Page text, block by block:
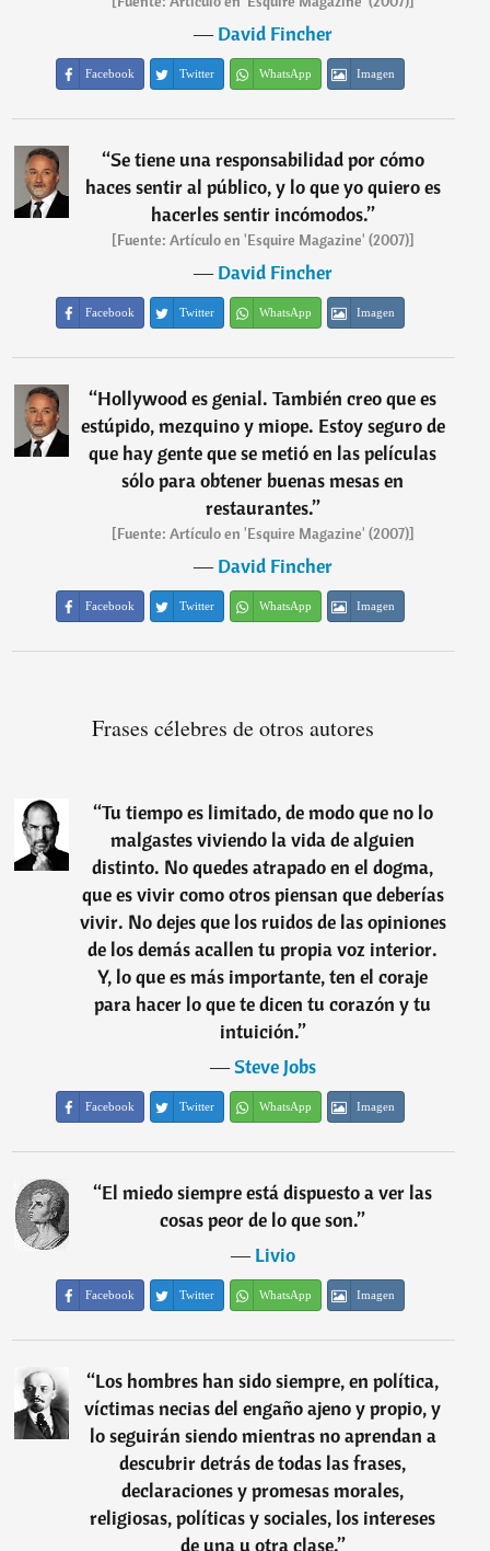
―David Fincher
Facebook Twitter WhatsApp Imagen
“Se tiene una responsabilidad por cómo
haces sentir al público, y lo que yo quiero es
hacerles sentir incómodos.”
[Fuente: Artículo en 'Esquire Magazine' (2007)]
―David Fincher
Facebook Twitter WhatsApp Imagen
“Hollywood es genial. También creo que es
estúpido, mezquino y miope. Estoy seguro de
que hay gente que se metió en las películas
sólo para obtener buenas mesas en
restaurantes.”
[Fuente: Artículo en 'Esquire Magazine' (2007)]
―David Fincher
Facebook Twitter WhatsApp Imagen
Frases célebres de otros autores
“Tu tiempo es limitado, de modo que no lo
malgastes viviendo la vida de alguien
distinto. No quedes atrapado en el dogma,
que es vivir como otros piensan que deberías
vivir. No dejes que los ruidos de las opiniones
de los demás acallen tu propia voz interior.
Y, lo que es más importante, ten el coraje
para hacer lo que te dicen tu corazón y tu
intuición.”
―Steve Jobs
Facebook Twitter WhatsApp Imagen
“El miedo siempre está dispuesto a ver las
cosas peor de lo que son.”
―Livio
Facebook Twitter WhatsApp Imagen
“Los hombres han sido siempre, en política,
víctimas necias del engaño ajeno y propio, y
lo seguirán siendo mientras no aprendan a
descubrir detrás de todas las frases,
declaraciones y promesas morales,
religiosas, políticas y sociales, los intereses
de una u otra clase.”